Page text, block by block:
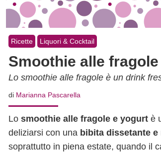
Ricette Liquori & Cocktail
Smoothie alle fragole
Lo smoothie alle fragole è un drink
di Marianna Pascarella
Lo smoothie alle fragole e yogurt è
deliziarsi con una bibita dissetante
soprattutto in piena estate, quando il